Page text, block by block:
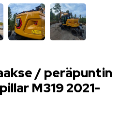
/ peräpuntin
M319 2021-